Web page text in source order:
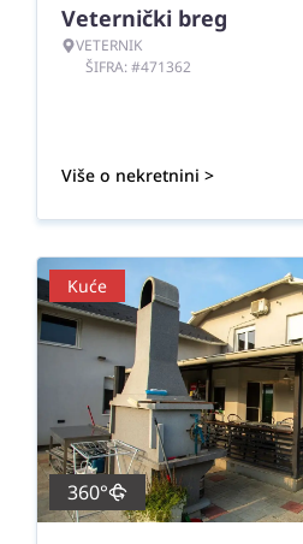
Veternički breg
VETERNIK
ŠIFRA: #471362
Više o nekretnini >
Kuće
360°